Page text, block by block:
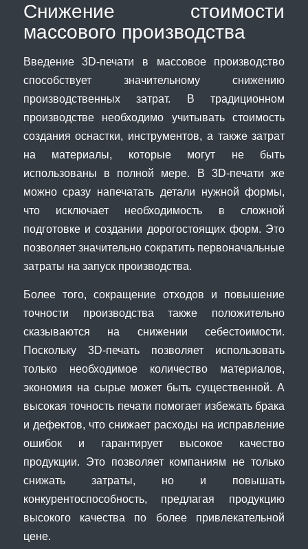
Снижение стоимости
массового производства
Введение 3D-печати в массовое производство
способствует значительному снижению
производственных затрат. В традиционном
производстве необходимо учитывать стоимость
создания оснастки, инструментов, а также затрат
на материалы, которые могут не быть
использованы в полной мере. В 3D-печати же
можно сразу напечатать детали нужной формы,
что исключает необходимость в сложной
подготовке и создании дорогостоящих форм. Это
позволяет значительно сократить первоначальные
затраты на запуск производства.
Более того, сокращение отходов и повышение
точности производства также положительно
сказываются на снижении себестоимости.
Поскольку 3D-печать позволяет использовать
только необходимое количество материалов,
экономия на сырье может быть существенной. А
высокая точность печати помогает избежать брака
и дефектов, что снижает расходы на исправление
ошибок и гарантирует высокое качество
продукции. Это позволяет компаниям не только
снижать затраты, но и повышать
конкурентоспособность, предлагая продукцию
высокого качества по более привлекательной
цене.